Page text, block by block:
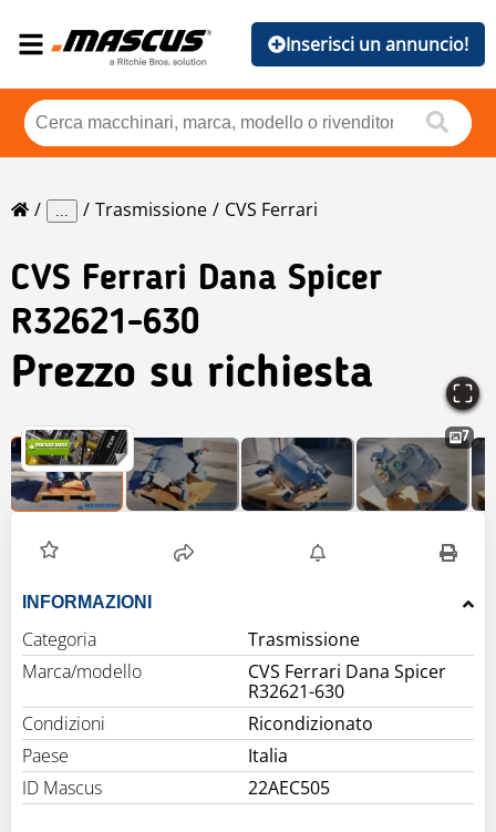
Inserisci un annuncio!
... Trasmissione CVS Ferrari
CVS Ferrari Dana Spicer
R32621-630
Prezzo su richiesta
7
INFORMAZIONI
Categoria
Trasmissione
Marca/modello
CVS Ferrari Dana Spicer
R32621-630
Condizioni
Ricondizionato
Paese
Italia
ID Mascus
22AEC505